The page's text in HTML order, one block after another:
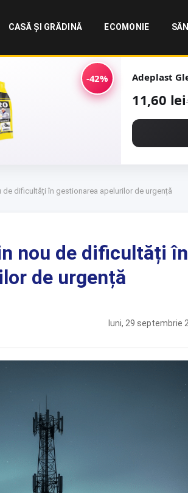
CASĂ ȘI GRĂDINĂ ECOMONIE
-42% Adeplast
11,60 lei
de dificultăți în gestionarea apelurilor de urgență
nou de dificultăți în
de urgență
luni, 29 septembrie